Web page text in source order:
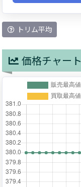
トリム平均
価格チャート